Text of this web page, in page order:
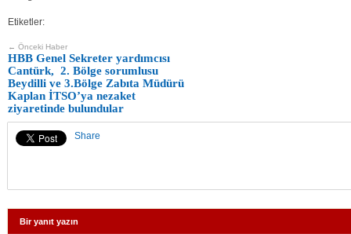
Etiketler:
← Önceki Haber
HBB Genel Sekreter yardımcısı
Cantürk, 2. Bölge sorumlusu
Beydilli ve 3.Bölge Zabıta Müdürü
Kaplan İTSO’ya nezaket
ziyaretinde bulundular
Share
Bir yanıt yazın